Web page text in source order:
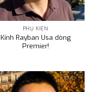
PHỤ KIỆN
Kính Rayban Usa dòng
Premier!